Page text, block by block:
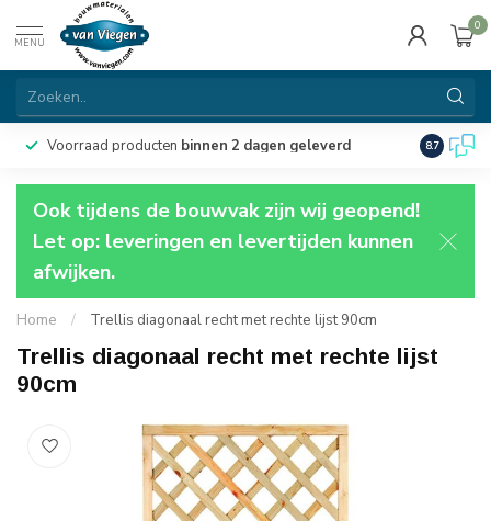
MENU
0
Voorraad producten binnen 2 dagen geleverd 8.7
Ook tijdens de bouwvak zijn wij geopend!
Let op: leveringen en levertijden kunnen
afwijken.
Home / Trellis diagonaal recht met rechte lijst 90cm
Trellis diagonaal recht met rechte lijst
90cm